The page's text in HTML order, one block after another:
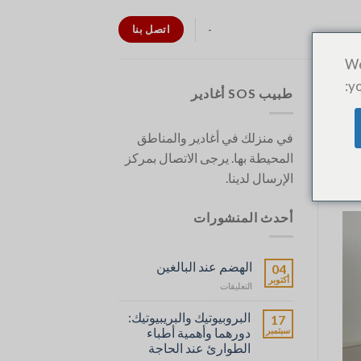
- اتصل بنا
طبيب SOS أغادير
في منزلك في أغادير والمناطق
المحيطة بها. يرجى الاتصال بمركز
الإرسال لدينا.
أحدث المنشورات
04
أكتوبر
الهضم عند البالغين
التعليقاتعلى
Digestion
chez
l’Adulte
مغلقة
17
سبتمبر
البروبيوتيك والبريبيوتيك:
دورهما وأهمية أطباء
الطوارئ عند الحاجة